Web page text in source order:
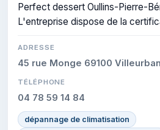
Perfect dessert Oullins-Pierre-
L'entreprise dispose de la
ADRESSE
45 rue Monge 69100
TÉLÉPHONE
04 78 59 14 84
dépannage de climatisation